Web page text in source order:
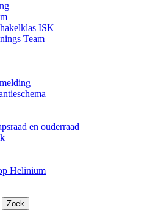
ISK
Team
en ouderraad
Helinium
Zoek